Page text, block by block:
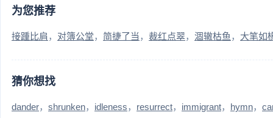
为您推荐
接踵比肩 对簿公堂 简捷了当 裁红点翠 涸辙枯鱼 大笔如
猜你想找
dander shrunken idleness resurrect immigrant hymn